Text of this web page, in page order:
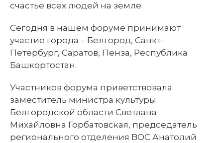
счастье всех людей на земле.
Сегодня в нашем форуме принимают
участие города – Белгород, Санкт-
Петербург, Саратов, Пенза, Республика
Башкортостан.
Участников форума приветствовала
заместитель министра культуры
Белгородской области Светлана
Михайловна Горбатовская, председатель
регионального отделения ВОС Анатолий